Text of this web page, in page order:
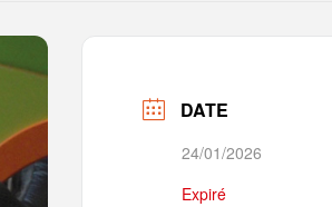
DATE
24/01/2026
Expiré